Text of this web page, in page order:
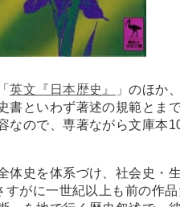
英文『日本歴史』 」のほか
書といわず著述の規範とま
ので、専著ながら文庫本
史を体系づけ、社会史・
がに一世紀以上も前の作